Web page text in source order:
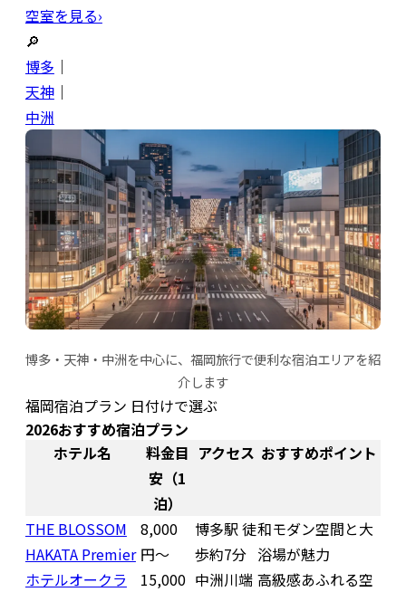
空室を見る›
🔎
博多 ｜
天神｜
中洲
博多・天神・中洲を中心に、福岡旅行で便利な宿泊エリアを紹
介します
福岡宿泊プラン 日付けで選ぶ
2026おすすめ宿泊プラン
ホテル名
料金目
安（1
泊）
アクセス おすすめポイント
THE BLOSSOM
HAKATA Premier
8,000
円〜
博多駅 徒
歩約7分
和モダン空間と大
浴場が魅力
ホテルオークラ
15,000 中洲川端 高級感あふれる空